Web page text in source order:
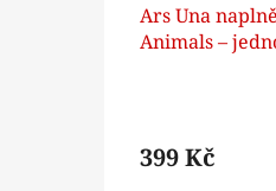
Ars Una
Animals –
399 Kč